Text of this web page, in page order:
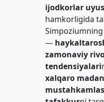
ijodkorlar
hamkorligida
—
zamonaviy
tendensiyalari
xalqaro